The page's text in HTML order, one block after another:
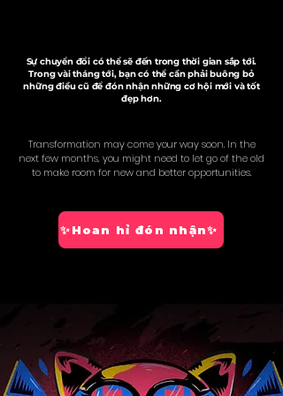
Sự chuyển đổi có thể sẽ đến trong thời gian sắp tới.
Trong vài tháng tới, bạn có thể cần phải buông bỏ
những điều cũ để đón nhận những cơ hội mới và tốt
đẹp hơn.
Transformation may come your way soon. In the
next few months, you might need to let go of the old
to make room for new and better opportunities.
✨Hoan hỉ đón nhận✨